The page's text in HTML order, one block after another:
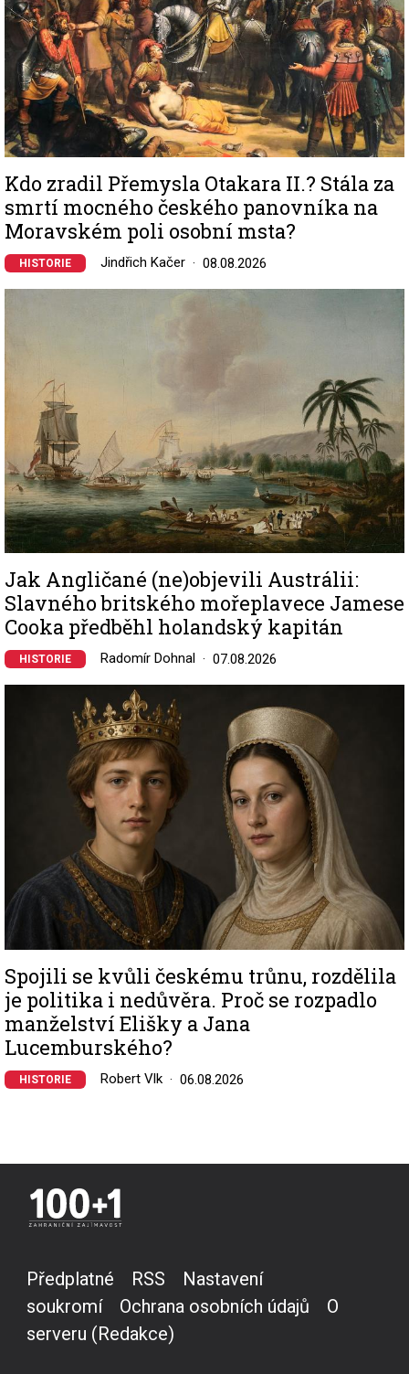
Kdo zradil Přemysla Otakara II.? Stála za
smrtí mocného českého panovníka na
Moravském poli osobní msta?
HISTORIE Jindřich Kačer 08.08.2026
Jak Angličané (ne)objevili Austrálii:
Slavného britského mořeplavece Jamese
Cooka předběhl holandský kapitán
HISTORIE Radomír Dohnal 07.08.2026
Spojili se kvůli českému trůnu, rozdělila
je politika i nedůvěra. Proč se rozpadlo
manželství Elišky a Jana
Lucemburského?
HISTORIE Robert Vlk 06.08.2026
Předplatné RSS
Nastavení
soukromí
Ochrana osobních údajů
O
serveru (Redakce)